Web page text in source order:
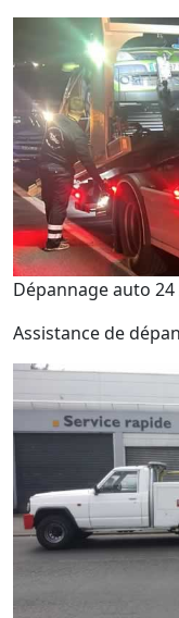
Dépannage auto
Assistance de